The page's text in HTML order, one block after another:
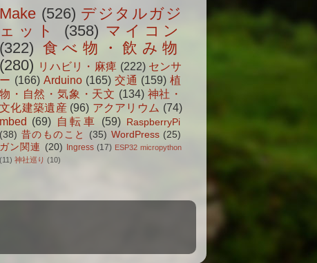
Make (526) デジタルガジ
ェット
(358) マイコン
(322) 食べ物・飲み物
(280) リハビリ・麻痺 (222) センサ
ー (166) Arduino (165) 交通 (159) 植
物・自然・気象・天文 (134) 神社・
文化建築遺産 (96) アクアリウム (74)
mbed (69) 自転車 (59)
RaspberryPi
(38) 昔のものこと (35) WordPress (25)
ガン関連 (20) Ingress (17) ESP32 micropython
(11) 神社巡り (10)